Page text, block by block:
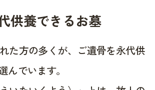
供養できるお墓
た方の多くが、ご遺骨を永代供
んでいます。